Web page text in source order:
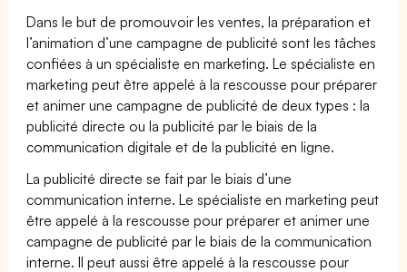
Dans le but de promouvoir les ventes, la préparation et
l’animation d’une campagne de publicité sont les tâches
confiées à un spécialiste en marketing. Le spécialiste en
marketing peut être appelé à la rescousse pour préparer
et animer une campagne de publicité de deux types : la
publicité directe ou la publicité par le biais de la
communication digitale et de la publicité en ligne.
La publicité directe se fait par le biais d’une
communication interne. Le spécialiste en marketing peut
être appelé à la rescousse pour préparer et animer une
campagne de publicité par le biais de la communication
interne. Il peut aussi être appelé à la rescousse pour